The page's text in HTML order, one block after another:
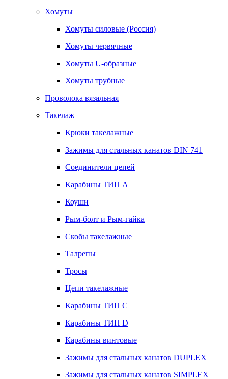
Хомуты
Хомуты силовые (Россия)
Хомуты червячные
Хомуты U-образные
Хомуты трубные
Проволока вязальная
Такелаж
Крюки такелажные
Зажимы для стальных канатов DIN 741
Соединители цепей
Карабины ТИП А
Коуши
Рым-болт и Рым-гайка
Скобы такелажные
Талрепы
Тросы
Цепи такелажные
Карабины ТИП C
Карабины ТИП D
Карабины винтовые
Зажимы для стальных канатов DUPLEX
Зажимы для стальных канатов SIMPLEX